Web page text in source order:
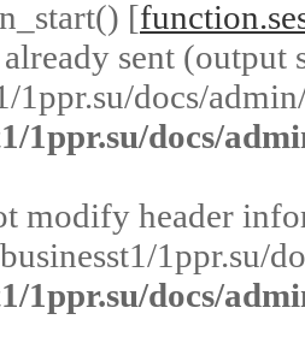
[
sent (output
1ppr.su/docs/
1ppr.su/docs/
modify header
1ppr.su/
1ppr.su/docs/